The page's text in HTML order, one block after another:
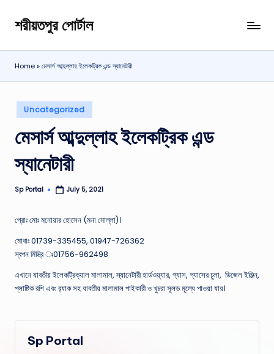
Skip
content
শরীয়তপুর পোর্টাল
শরীয়তপুর
জেলা
বিষয়ক
পোর্টাল
Home»মেসার্স আব্দুল্লাহ ইলেকট্রিক এন্ড স্যানেটারী
Posted
in
Uncategorized
মেসার্স আব্দুল্লাহ ইলেকট্রিক এন্ড
স্যানেটারী
Posted
Sp Portal July 5, 2021
প্রােঃ মােঃ মনােয়ার হােসেন (মনা মােল্লা)।
মােবাঃ 01739-335455, 01947-726362
স্বপন মিস্ত্রি ঃ01756-962498
এখানে যাবতীয় ইলেকট্রিক্যাল মালামাল, স্যানেটারী হার্ডওয়্যার, গ্যাস, গ্যাসের চুলা, ডিজেল ইঞ্জিন,
প্লাষ্টিক রশি এবং র‌্যাক সহ যাবতীয় মালামাল পাইকারী ও খুচরা সূলভ মূল্যে পাওয়া যায়।
Sp Portal